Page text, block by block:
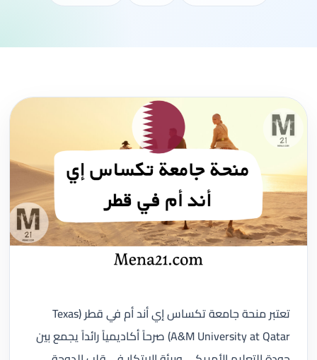
تعتبر منحة جامعة تكساس إي أند أم في قطر (Texas
A&M University at Qatar) صرحاً أكاديمياً رائداً يجمع بين